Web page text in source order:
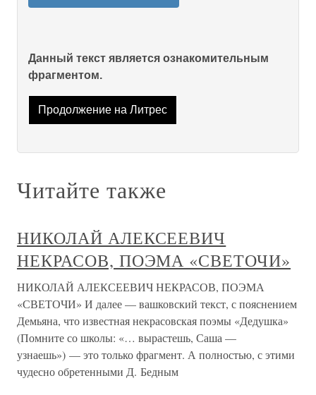
Данный текст является ознакомительным
фрагментом.
Продолжение на Литрес
Читайте также
НИКОЛАЙ АЛЕКСЕЕВИЧ
НЕКРАСОВ, ПОЭМА «СВЕТОЧИ»
НИКОЛАЙ АЛЕКСЕЕВИЧ НЕКРАСОВ, ПОЭМА
«СВЕТОЧИ» И далее — вашковский текст, с пояснением
Демьяна, что известная некрасовская поэмы «Дедушка»
(Помните со школы: «… вырастешь, Саша —
узнаешь») — это только фрагмент. А полностью, с этими
чудесно обретенными Д. Бедным